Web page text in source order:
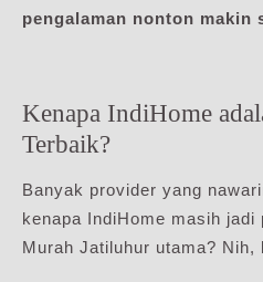
pengalaman nonton makin
Kenapa IndiHome
Terbaik?
Banyak provider yang
kenapa IndiHome masih jadi
Murah Jatiluhur utama? Nih,